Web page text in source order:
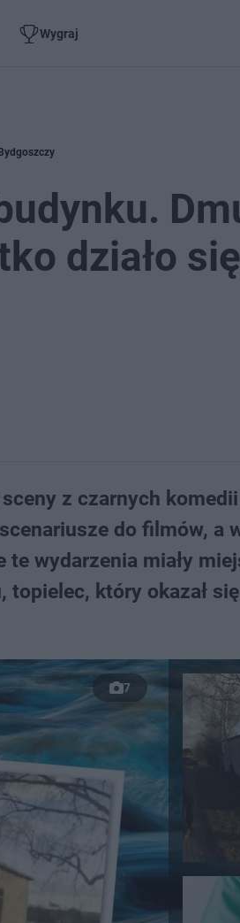
Wygraj
działo
z czarnych
do filmów, a
wydarzenia miały
topielec, który okazał
7